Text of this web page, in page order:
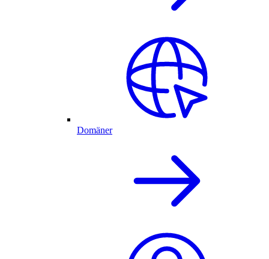
Domäner